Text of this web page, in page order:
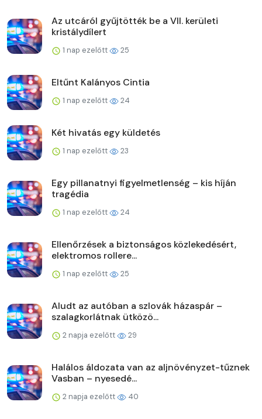
Az utcáról gyűjtötték be a VII. kerületi
kristálydílert
1 nap ezelőtt 25
Eltűnt Kalányos Cintia
1 nap ezelőtt 24
Két hivatás egy küldetés
1 nap ezelőtt 23
Egy pillanatnyi figyelmetlenség – kis híján
tragédia
1 nap ezelőtt 24
Ellenőrzések a biztonságos közlekedésért,
elektromos rollere...
1 nap ezelőtt 25
Aludt az autóban a szlovák házaspár –
szalagkorlátnak ütközö...
2 napja ezelőtt 29
Halálos áldozata van az aljnövényzet-tűznek
Vasban – nyesedé...
2 napja ezelőtt 40